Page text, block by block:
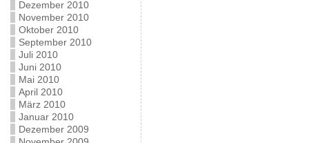
Dezember 2010
November 2010
Oktober 2010
September 2010
Juli 2010
Juni 2010
Mai 2010
April 2010
März 2010
Januar 2010
Dezember 2009